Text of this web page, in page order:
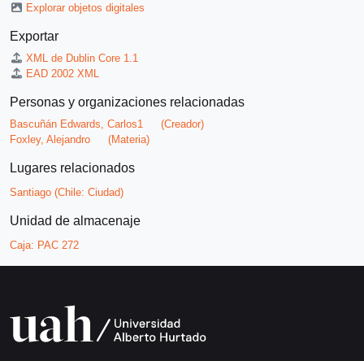
Explorar objetos digitales
Exportar
XML de Dublin Core 1.1
EAD 2002 XML
Personas y organizaciones relacionadas
Bascuñán Edwards, Carlos1
(Creador)
Foxley, Alejandro
(Materia)
Lugares relacionados
Santiago (Chile: Ciudad)
Unidad de almacenaje
Caja: PAC 272